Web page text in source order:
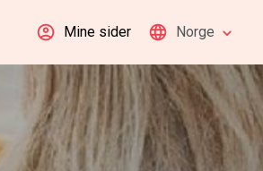
Mine sider Norge